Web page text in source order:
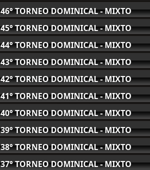
46° TORNEO DOMINICAL - MIXTO
45° TORNEO DOMINICAL - MIXTO
44° TORNEO DOMINICAL - MIXTO
43° TORNEO DOMINICAL - MIXTO
42° TORNEO DOMINICAL - MIXTO
41° TORNEO DOMINICAL - MIXTO
40° TORNEO DOMINICAL - MIXTO
39° TORNEO DOMINICAL - MIXTO
38° TORNEO DOMINICAL - MIXTO
37° TORNEO DOMINICAL - MIXTO